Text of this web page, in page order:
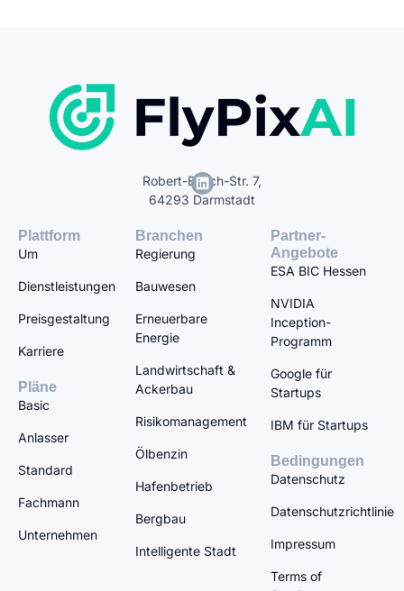
Robert-Bosch-Str. 7,
64293 Darmstadt
Plattform
Um
Dienstleistungen
Preisgestaltung
Karriere
Pläne
Basic
Anlasser
Standard
Fachmann
Unternehmen
Branchen
Regierung
Bauwesen
Erneuerbare
Energie
Landwirtschaft &
Ackerbau
Risikomanagement
Ölbenzin
Hafenbetrieb
Bergbau
Intelligente Stadt
Partner-
Angebote
ESA BIC Hessen
NVIDIA
Inception-
Programm
Google für
Startups
IBM für Startups
Bedingungen
Datenschutz
Datenschutzrichtlinie
Impressum
Terms of